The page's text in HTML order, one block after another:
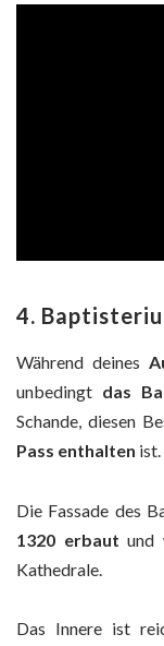
4.
Während deines
unbedingt das
Schande, diesen
Pass enthalten ist.
Die Fassade des
1320 erbaut und
Kathedrale.
Das Innere ist